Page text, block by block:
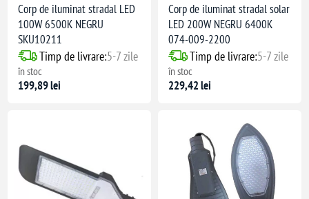
Corp de iluminat stradal LED
100W 6500K NEGRU
SKU10211
Timp de livrare:5-7 zile
în stoc
199,89 lei
Corp de iluminat stradal solar
LED 200W NEGRU 6400K
074-009-2200
Timp de livrare:5-7 zile
în stoc
229,42 lei